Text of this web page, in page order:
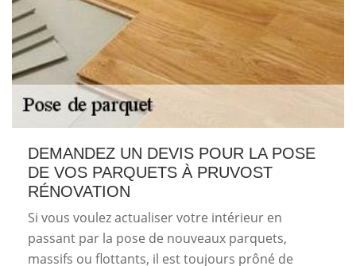
DEMANDEZ UN DEVIS POUR LA POSE
DE VOS PARQUETS À PRUVOST
RÉNOVATION
Si vous voulez actualiser votre intérieur en
passant par la pose de nouveaux parquets,
massifs ou flottants, il est toujours prôné de